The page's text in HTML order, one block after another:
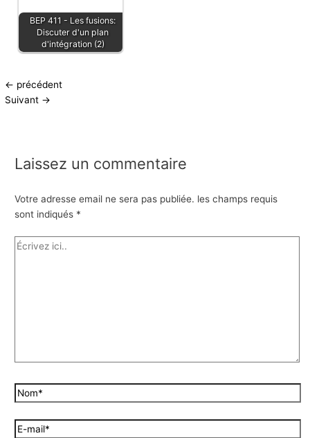
BEP 411 - Les fusions:
Discuter d'un plan
d'intégration (2)
← précédent
Suivant →
Laissez un commentaire
Votre adresse email ne sera pas publiée. les champs requis
sont indiqués *